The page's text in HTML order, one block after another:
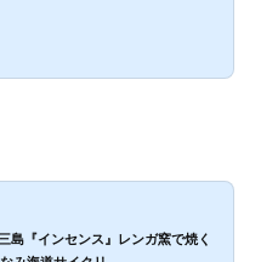
島『インセンス』レンガ窯で焼く